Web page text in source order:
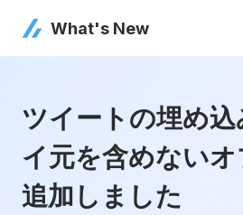
What's New
ツイートの埋め
イ元を含めない
追加しました